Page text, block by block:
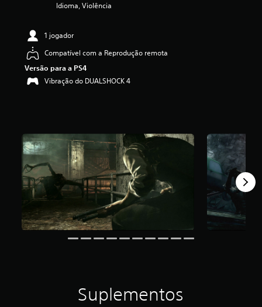
e
4
.
3
9
e
l
a
s
(
d
e
u
m
m
Idioma, Violência
1 jogador
Compatível com a Reprodução remota
Versão para a PS4
Vibração do DUALSHOCK 4
Suplementos